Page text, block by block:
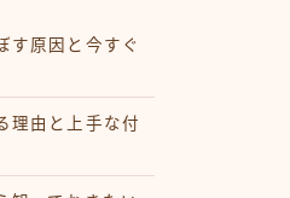
す原因と今すぐ
理由と上手な付